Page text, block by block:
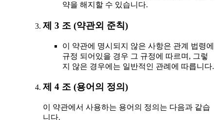
약을 해지할 수 있습니다.
제 3 조 (약관외 준칙)
이 약관에 명시되지 않은 사항은 관계 법령에
규정 되어있을 경우 그 규정에 따르며, 그렇
지 않은 경우에는 일반적인 관례에 따릅니다.
제 4 조 (용어의 정의)
이 약관에서 사용하는 용어의 정의는 다음과 같습
니다.